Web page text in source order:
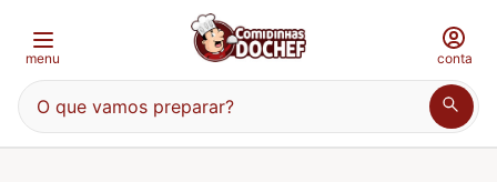
menu
O que vamos preparar?
conta